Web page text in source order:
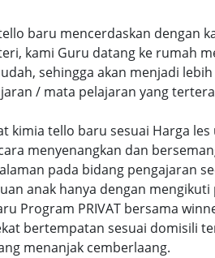
baru mencerdaskan dengan
kami Guru datang ke rumah
sehingga akan menjadi
/ mata pelajaran yang
kimia tello baru sesuai Harga
menyenangkan dan
pada bidang pengajaran
anak hanya dengan
Program PRIVAT bersama
bertempatan sesuai domisili
menanjak cemberlaang.